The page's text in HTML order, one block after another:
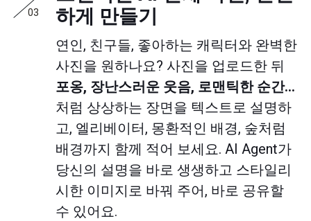
03
하게 만들기
연인, 친구들, 좋아하는 캐릭터와 완벽한
사진을 원하나요? 사진을 업로드한 뒤
포옹, 장난스러운 웃음, 로맨틱한 순간…
처럼 상상하는 장면을 텍스트로 설명하
고, 엘리베이터, 몽환적인 배경, 숲처럼
배경까지 함께 적어 보세요. AI Agent가
당신의 설명을 바로 생생하고 스타일리
시한 이미지로 바꿔 주어, 바로 공유할
수 있어요.